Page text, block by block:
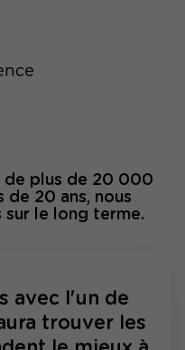
de plus de 20 000
de 20 ans, nous
sur le long terme.
avec l'un de
trouver les